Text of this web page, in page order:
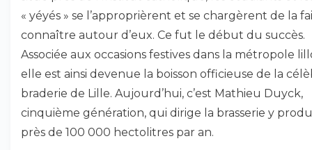
« yéyés » se l’approprièrent et se chargèrent de la
connaître autour d’eux. Ce fut le début du succès.
Associée aux occasions festives dans la métropole
elle est ainsi devenue la boisson officieuse de la
braderie de Lille. Aujourd’hui, c’est Mathieu Duyck,
cinquième génération, qui dirige la brasserie y
près de 100 000 hectolitres par an.